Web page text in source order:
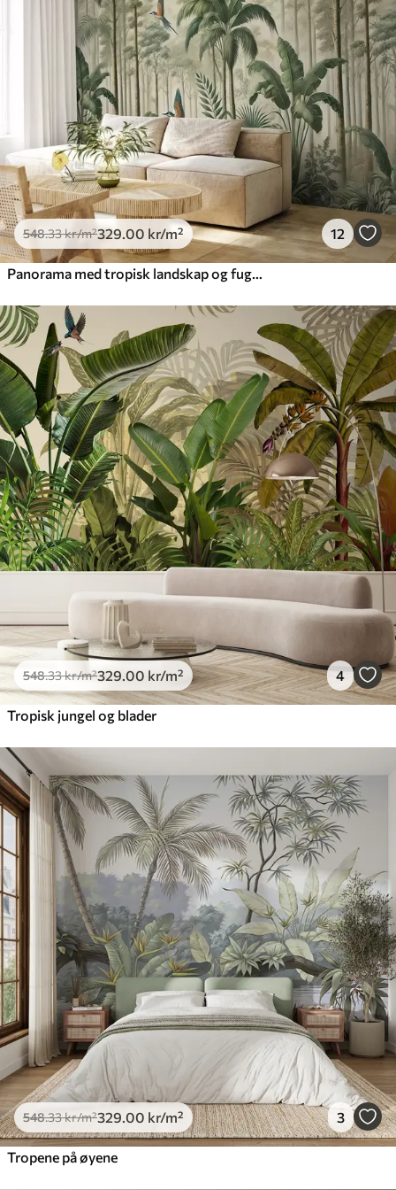
.00 399.00 kr/m²
Premium vinyl
390.00 kr /m²
Peel and Stick
925.00555.00kr/m²
548.33kr/m²329 .00 kr/m² 12
548.33kr/m²329 .00 kr/m² 4
Tropisk jungel og blader
548.33kr/m²329 .00 kr/m² 3
Tropene på øyene